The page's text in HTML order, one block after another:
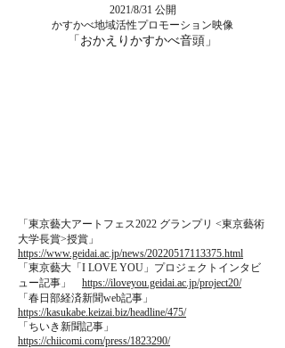
2021/8/31 公開
かすかべ地域活性プロモーション映像
「おかえりかすかべ音頭」
「東京藝大アートフェス2022 グランプリ <東京藝術
大学長賞>授賞」
https://www.geidai.ac.jp/news/20220517113375.html
「東京藝大「I LOVE YOU」プロジェクトインタビ
ュー記事」 https://iloveyou.geidai.ac.jp/project20/
「春日部経済新聞web記事」
https://kasukabe.keizai.biz/headline/475/
「ちいき新聞記事」
https://chiicomi.com/press/1823290/